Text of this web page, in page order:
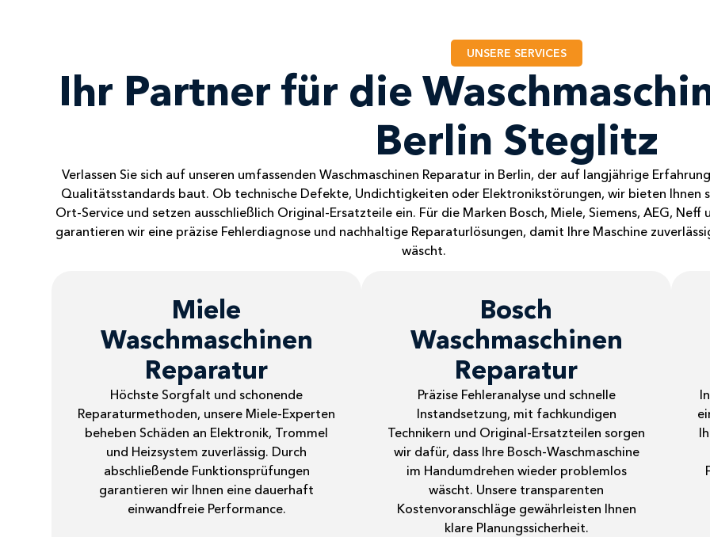
UNSERE SERVICES
Ihr Partner für die
Berlin Steglitz
Verlassen Sie sich auf unseren umfassenden Waschmaschinen Reparatur in Berlin, der auf langjährige
Qualitätsstandards baut. Ob technische Defekte, Undichtigkeiten oder Elektronikstörungen, wir bieten Ihnen
Ort-Service und setzen ausschließlich Original-Ersatzteile ein. Für die Marken Bosch, Miele, Siemens, AEG, Neff
garantieren wir eine präzise Fehlerdiagnose und nachhaltige Reparaturlösungen, damit Ihre Maschine
wäscht.
Miele
Waschmaschinen
Reparatur
Höchste Sorgfalt und schonende
Reparaturmethoden, unsere Miele-Experten
beheben Schäden an Elektronik, Trommel
und Heizsystem zuverlässig. Durch
abschließende Funktionsprüfungen
garantieren wir Ihnen eine dauerhaft
einwandfreie Performance.
Bosch
Waschmaschinen
Reparatur
Präzise Fehleranalyse und schnelle
Instandsetzung, mit fachkundigen
Technikern und Original-Ersatzteilen sorgen
wir dafür, dass Ihre Bosch-Waschmaschine
im Handumdrehen wieder problemlos
wäscht. Unsere transparenten
Kostenvoranschläge gewährleisten Ihnen
klare Planungssicherheit.